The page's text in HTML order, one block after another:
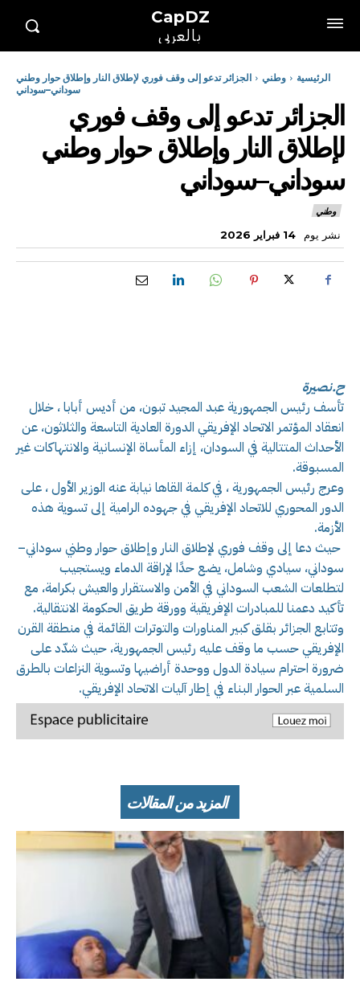
CapDZ
بالعربي
الرئيسية وطني
الجزائر تدعو إلى وقف فوري لإطلاق النار وإطلاق حوار وطني
سوداني–سوداني
الجزائر تدعو إلى وقف فوري
لإطلاق النار وإطلاق حوار وطني
سوداني–سوداني
وطني
نشر يوم 14 فبراير 2026
ح.نصيرة
تأسف رئيس الجمهورية عبد المجيد تبون، من أديس أبابا ، خلال
انعقاد المؤتمر الاتحاد الإفريقي الدورة العادية التاسعة والثلاثون، عن
الأحداث المتتالية في السودان، إزاء المأساة الإنسانية والانتهاكات غير
المسبوقة.
وعرج رئيس الجمهورية ، في كلمة القاها نيابة عنه الوزير الأول ، على
الدور المحوري للاتحاد الإفريقي في جهوده الرامية إلى تسوية هذه
الأزمة.
حيث دعا إلى وقف فوري لإطلاق النار وإطلاق حوار وطني سوداني–
سوداني، سيادي وشامل، يضع حدًا لإراقة الدماء ويستجيب
لتطلعات الشعب السوداني في الأمن والاستقرار والعيش بكرامة، مع
تأكيد دعمنا للمبادرات الإفريقية وورقة طريق الحكومة الانتقالية.
وتتابع الجزائر بقلق كبير المناورات والتوترات القائمة في منطقة القرن
الإفريقي حسب ما وقف عليه رئيس الجمهورية، حيث شدّد على
ضرورة احترام سيادة الدول ووحدة أراضيها وتسوية النزاعات بالطرق
السلمية عبر الحوار البناء في إطار آليات الاتحاد الإفريقي.
المزيد من المقالات